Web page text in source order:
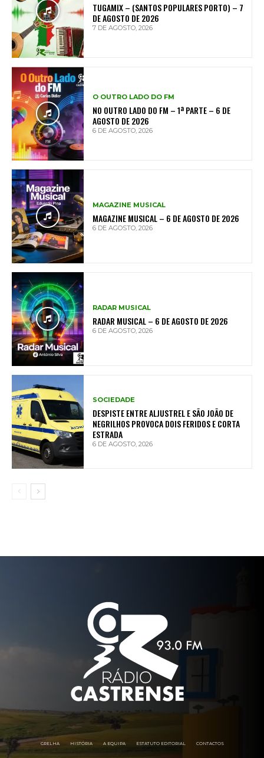
TUGAMIX – (SANTOS POPULARES PORTO) – 7
DE AGOSTO DE 2026
7 DE AGOSTO, 2026
O OUTRO LADO DO FM
NO OUTRO LADO DO FM – 1ª PARTE – 6 DE
AGOSTO DE 2026
6 DE AGOSTO, 2026
MAGAZINE MUSICAL
MAGAZINE MUSICAL – 6 DE AGOSTO DE 2026
6 DE AGOSTO, 2026
RADAR MUSICAL
RADAR MUSICAL – 6 DE AGOSTO DE 2026
6 DE AGOSTO, 2026
SOCIEDADE
DESPISTE ENTRE ALJUSTREL E SÃO JOÃO DE
NEGRILHOS PROVOCA DOIS FERIDOS E CORTA
ESTRADA
6 DE AGOSTO, 2026
GRELHA HISTÓRIA A EQUIPA ESTATUTO EDITORIAL CONTACTOS